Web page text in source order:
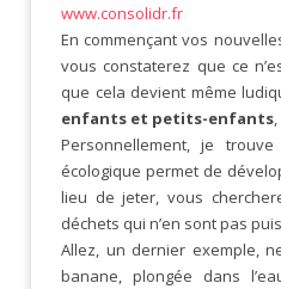
www.consolidr.fr
En commençant vos
vous constaterez que ce
que cela devient même
enfants et petits-enfants
Personnellement, je
écologique permet de
lieu de jeter, vous
déchets qui n’en sont pas
Allez, un dernier exemple,
banane, plongée dans